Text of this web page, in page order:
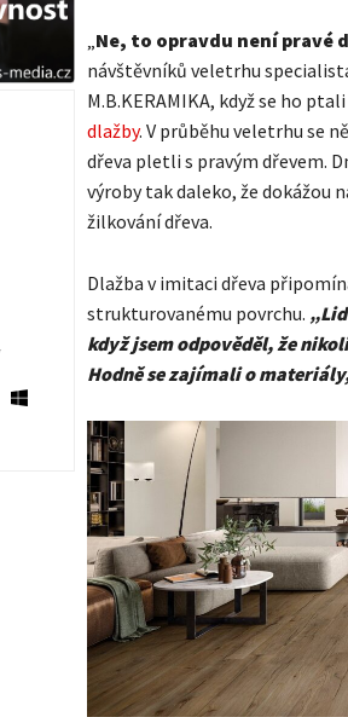
„Ne, to opravdu není pravé
návštěvníků veletrhu
M.B.KERAMIKA, když se ho
dlažby. V průběhu veletrhu se
dřeva pletli s pravým dřevem.
výroby tak daleko, že dokážou
žilkování dřeva.
Dlažba v imitaci dřeva
strukturovanému povrchu.
když jsem odpověděl, že
Hodně se zajímali o